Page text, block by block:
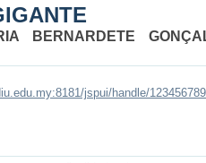
BERNARDETE
jspui/handle/